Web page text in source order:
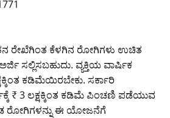
ರೇಖೆಗಿಂತ ಕೆಳಗಿನ ರೋಗಿಗಳು ಉಚಿತ
ಸಲ್ಲಿಸಬಹುದು. ವ್ಯಕ್ತಿಯ ವಾರ್ಷಿಕ
ಕಡಿಮೆಯಿರಬೇಕು. ಸರ್ಕಾರಿ
₹ 3 ಲಕ್ಷಕ್ಕಿಂತ ಕಡಿಮೆ ಪಿಂಚಣಿ ಪಡೆಯುವ
ರೋಗಿಗಳನ್ನು ಈ ಯೋಜನೆಗೆ